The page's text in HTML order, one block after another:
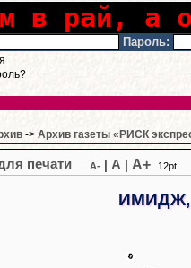
в рай, а
Пароль:
-> Архив газеты «РИСК
A- A A+ 12pt